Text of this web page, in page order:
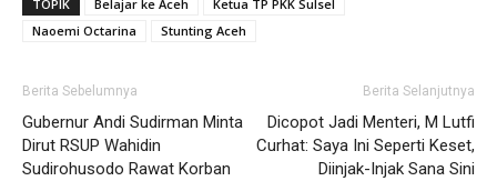
TOPIK Belajar ke Aceh
Ketua TP PKK Sulsel
Naoemi Octarina
Stunting Aceh
Berita Sebelumnya
Gubernur Andi Sudirman Minta
Dirut RSUP Wahidin
Sudirohusodo Rawat Korban
Berita Selanjutnya
Dicopot Jadi Menteri, M Lutfi
Curhat: Saya Ini Seperti Keset,
Diinjak-Injak Sana Sini